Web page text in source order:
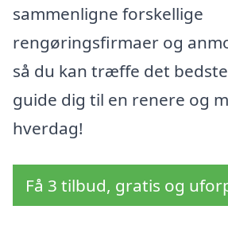
sammenligne forskellige
rengøringsfirmaer og
så du kan træffe det
guide dig til en renere og
hverdag!
Få 3 tilbud, gratis og